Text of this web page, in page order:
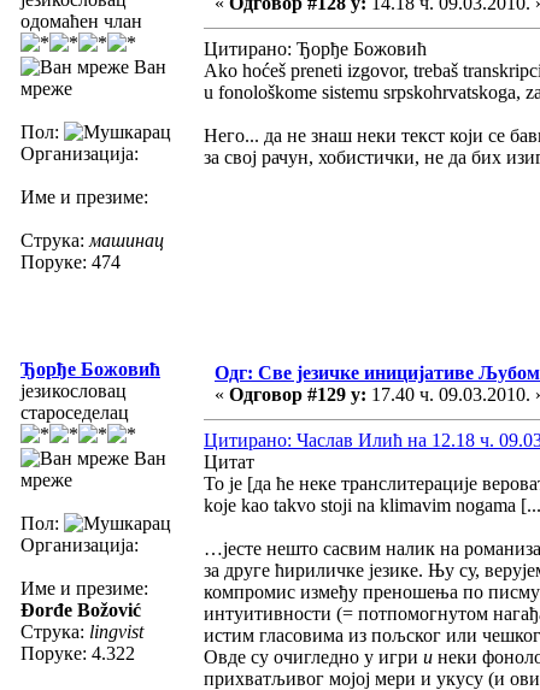
одомаћен члан
Ван
мреже
Пол:
Организација:
Име и презиме:
Струка: машинац
Поруке: 474
Цитирано: Ђорђе Божовић
Ako hoćeš preneti izgovor, trebaš
u fonološkome sistemu srpskohrvatskoga,
Него... да не знаш неки текст који се
за свој рачун, хобистички, не да бих
Ђорђе Божовић
језикословац
староседелац
Ван
мреже
Пол:
Организација:
Име и презиме:
Đorđe Božović
Струка: lingvist
Поруке: 4.322
Одг: Све језичке иницијативе
« Одговор #129 у: 17.40 ч. 09.03.2010.
Цитирано: Часлав Илић на 12.18 ч.
Цитат
To je [да ће неке транслитерације
koje kao takvo stoji na klimavim nogama
…јесте нешто сасвим налик на
за друге ћириличке језике. Њу су,
компромис између преношења по писму
интуитивности (= потпомогнутом
истим гласовима из пољског или
Овде су очигледно у игри и неки
прихватљивог мојој мери и укусу (и